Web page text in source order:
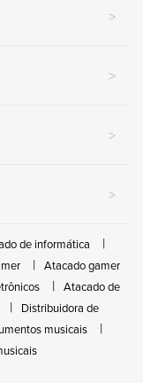
>
>
>
>
de informática
Atacado gamer
Atacado de
Distribuidora de
musicais